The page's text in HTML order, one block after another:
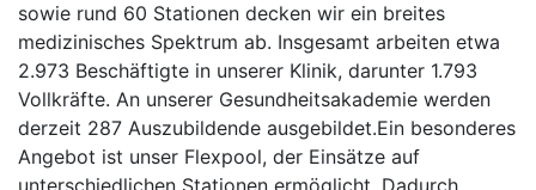
sowie rund 60 Stationen decken wir ein breites
medizinisches Spektrum ab. Insgesamt arbeiten etwa
2.973 Beschäftigte in unserer Klinik, darunter 1.793
Vollkräfte. An unserer Gesundheitsakademie werden
derzeit 287 Auszubildende ausgebildet.Ein besonderes
Angebot ist unser Flexpool, der Einsätze auf
unterschiedlichen Stationen ermöglicht. Dadurch